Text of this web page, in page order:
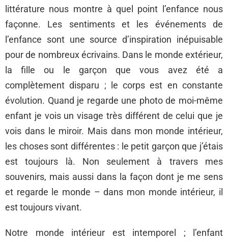
littérature nous montre à quel point l’enfance nous
façonne. Les sentiments et les événements de
l’enfance sont une source d’inspiration inépuisable
pour de nombreux écrivains. Dans le monde extérieur,
la fille ou le garçon que vous avez été a
complètement disparu ; le corps est en constante
évolution. Quand je regarde une photo de moi-même
enfant je vois un visage très différent de celui que je
vois dans le miroir. Mais dans mon monde intérieur,
les choses sont différentes : le petit garçon que j’étais
est toujours là. Non seulement à travers mes
souvenirs, mais aussi dans la façon dont je me sens
et regarde le monde – dans mon monde intérieur, il
est toujours vivant.
Notre monde intérieur est intemporel ; l’enfant